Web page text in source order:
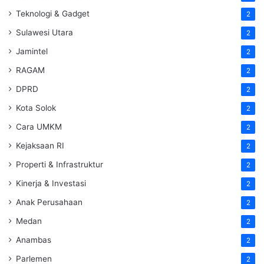
Teknologi & Gadget 2
Sulawesi Utara 2
Jamintel 2
RAGAM 2
DPRD 2
Kota Solok 2
Cara UMKM 2
Kejaksaan RI 2
Properti & Infrastruktur 2
Kinerja & Investasi 2
Anak Perusahaan 2
Medan 2
Anambas 2
Parlemen 2